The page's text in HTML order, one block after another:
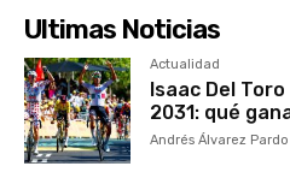
Ultimas Noticias
Actualidad
Isaac Del
2031: qué
Andrés Álvarez Pardo